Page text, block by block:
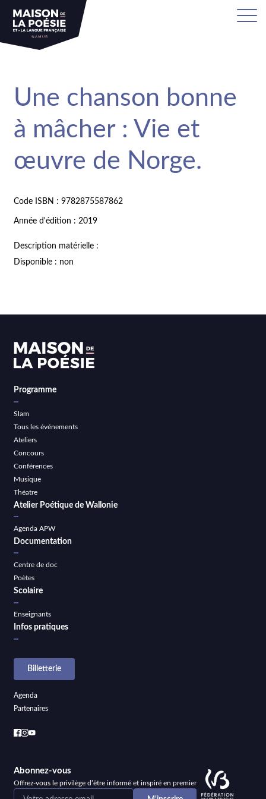
Une chanson bonne
à mâcher : Vie et
œuvre de Norge.
Code ISBN : 9782875587862
Année d'édition : 2019
Description matérielle :
Disponible : non
Programme
Slam
Tous les événements
Ateliers
Concours
Conférences
Musique
Théatre
Atelier Poétique de Wallonie
Agenda APW
Documentation
Centre de doc
Poètes
Scolaire
Enseignants
Infos pratiques
Billetterie
Agenda
Partenaires
Abonnez-vous
Offrez-vous le privilège d’être informé et inspiré en premier